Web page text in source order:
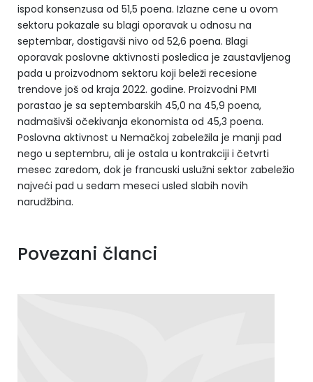
ispod konsenzusa od 51,5 poena. Izlazne cene u ovom
sektoru pokazale su blagi oporavak u odnosu na
septembar, dostigavši nivo od 52,6 poena. Blagi
oporavak poslovne aktivnosti posledica je zaustavljenog
pada u proizvodnom sektoru koji beleži recesione
trendove još od kraja 2022. godine. Proizvodni PMI
porastao je sa septembarskih 45,0 na 45,9 poena,
nadmašivši očekivanja ekonomista od 45,3 poena.
Poslovna aktivnost u Nemačkoj zabeležila je manji pad
nego u septembru, ali je ostala u kontrakciji i četvrti
mesec zaredom, dok je francuski uslužni sektor zabeležio
najveći pad u sedam meseci usled slabih novih
narudžbina.
Povezani članci